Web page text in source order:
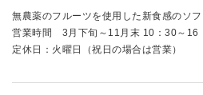
無農薬のフルーツを使用した新食感のソ
営業時間 3月下旬～11月末 10：30～16
定休日：火曜日（祝日の場合は営業）